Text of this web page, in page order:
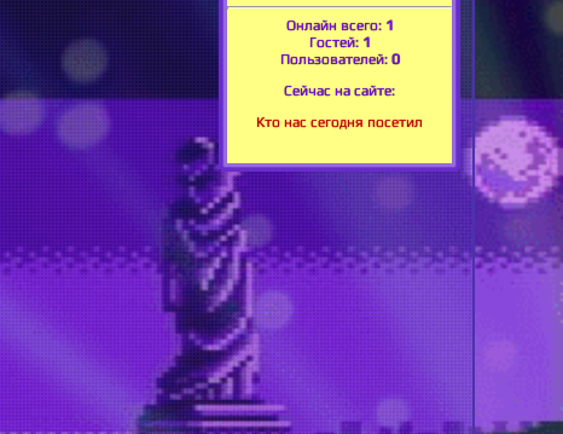
Онлайн всего: 1
Гостей: 1
Пользователей: 0
Сейчас на сайте:
Кто нас сегодня посетил